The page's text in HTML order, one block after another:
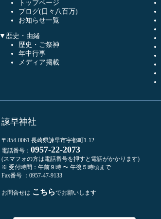
トップページ
ブログ(日々八百万)
お知らせ一覧
▼歴史・由緒
歴史・ご祭神
年中行事
メディア掲載
諫早神社
〒854-0061 長崎県諫早市宇都町1-12
電話番号： 0957-22-2073
(スマフォの方は電話番号を押すと電話がかかります)
※ 受付時間：午前９時 〜 午後５時頃まで
Fax番号 ：0957-47-9133
お問合せは こちらでお願いします